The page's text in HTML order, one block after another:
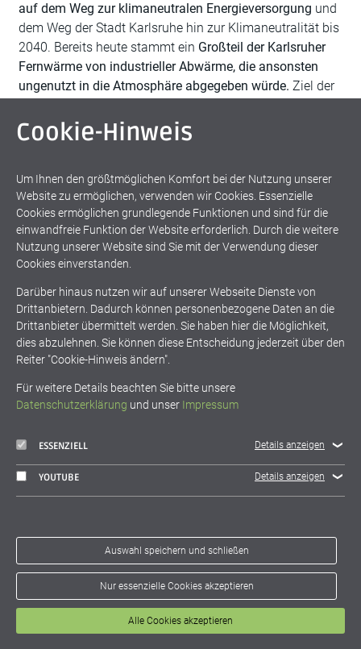
auf dem Weg zur klimaneutralen Energieversorgung und
dem Weg der Stadt Karlsruhe hin zur Klimaneutralität bis
2040. Bereits heute stammt ein Großteil der Karlsruher
Fernwärme von industrieller Abwärme, die ansonsten
ungenutzt in die Atmosphäre abgegeben würde. Ziel der
2035 CO₂-neutral zu gestalten.
finden Interessierte unter:
www.zukunftsbaustein.de
Energetische Gebäudesanierung
Energiewende Klimaschutz
Nachhaltigkeit
fokus.energie e.V.
D-76131 Karlsruhe
info@fokusenergie.net
Datenschutz
Cookie-Hinweis
Um Ihnen den größtmöglichen Komfort bei der Nutzung unserer
Website zu ermöglichen, verwenden wir Cookies. Essenzielle
Cookies ermöglichen grundlegende Funktionen und sind für die
einwandfreie Funktion der Website erforderlich. Durch die weitere
Nutzung unserer Website sind Sie mit der Verwendung dieser
Cookies einverstanden.
Darüber hinaus nutzen wir auf unserer Webseite Dienste von
Drittanbietern. Dadurch können personenbezogene Daten an die
Drittanbieter übermittelt werden. Sie haben hier die Möglichkeit,
dies abzulehnen. Sie können diese Entscheidung jederzeit über den
Reiter "Cookie-Hinweis ändern".
Für weitere Details beachten Sie bitte unsere
Datenschutzerklärung und unser Impressum
ESSENZIELL Details anzeigen
YOUTUBE Details anzeigen
Auswahl speichern und schließen
Nur essenzielle Cookies akzeptieren
Alle Cookies akzeptieren